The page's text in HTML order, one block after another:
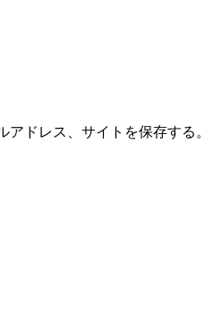
ドレス、サイトを保存する。